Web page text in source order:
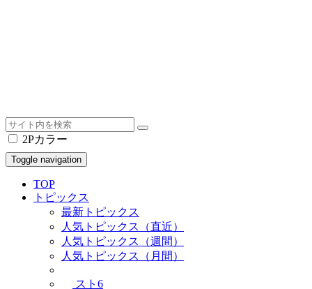
2Pカラー
Toggle navigation
TOP
トピックス
最新トピックス
人気トピックス（直近）
人気トピックス（週間）
人気トピックス（月間）
スト6